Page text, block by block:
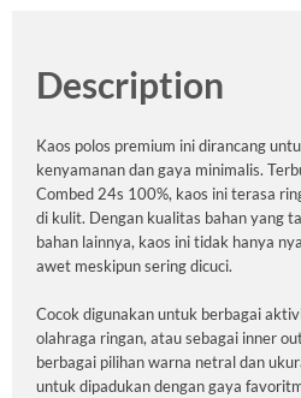
Description
Kaos polos premium ini dirancang
kenyamanan dan gaya minimalis.
Combed 24s 100%, kaos ini terasa
di kulit. Dengan kualitas bahan yang
bahan lainnya, kaos ini tidak hanya
awet meskipun sering dicuci.
Cocok digunakan untuk berbagai
olahraga ringan, atau sebagai inner
berbagai pilihan warna netral dan
untuk dipadukan dengan gaya